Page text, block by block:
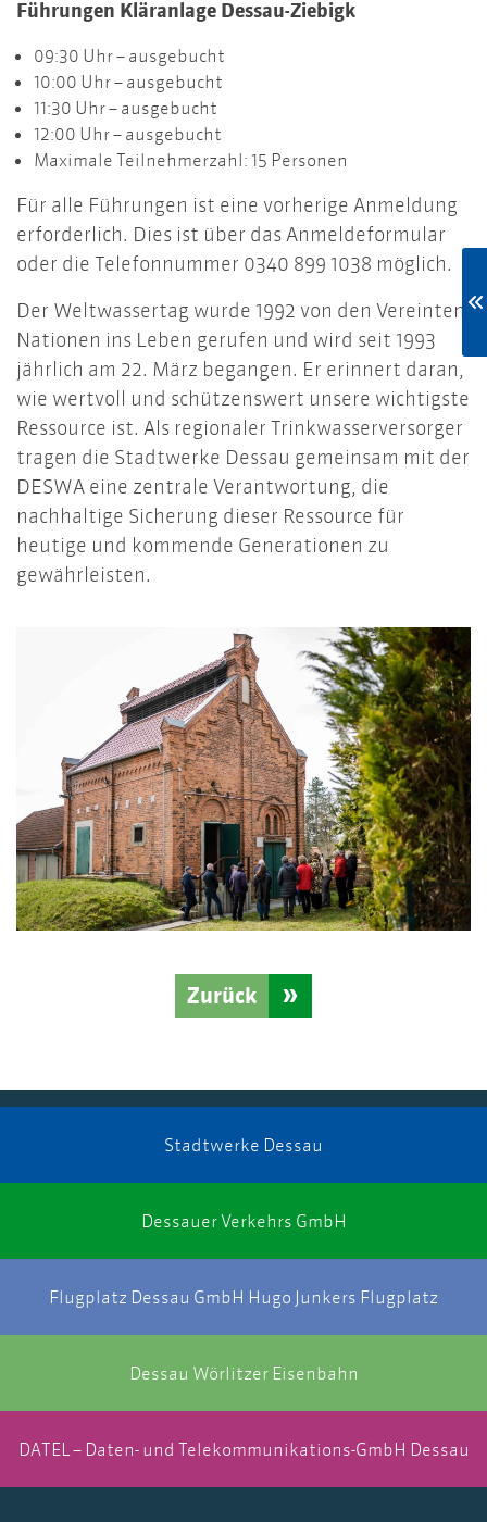
Führungen Kläranlage Dessau-Ziebigk
09:30 Uhr – ausgebucht
10:00 Uhr – ausgebucht
11:30 Uhr – ausgebucht
12:00 Uhr – ausgebucht
Maximale Teilnehmerzahl: 15 Personen
Für alle Führungen ist eine vorherige Anmeldung
erforderlich. Dies ist über das Anmeldeformular
oder die Telefonnummer 0340 899 1038 möglich.
Der Weltwassertag wurde 1992 von den Vereinten
Nationen ins Leben gerufen und wird seit 1993
jährlich am 22. März begangen. Er erinnert daran,
wie wertvoll und schützenswert unsere wichtigste
Ressource ist. Als regionaler Trinkwasserversorger
tragen die Stadtwerke Dessau gemeinsam mit der
DESWA eine zentrale Verantwortung, die
nachhaltige Sicherung dieser Ressource für
heutige und kommende Generationen zu
gewährleisten.
Zurück
Stadtwerke Dessau
Dessauer Verkehrs GmbH
Flugplatz Dessau GmbH Hugo Junkers Flugplatz
Dessau Wörlitzer Eisenbahn
DATEL – Daten- und Telekommunikations-GmbH Dessau